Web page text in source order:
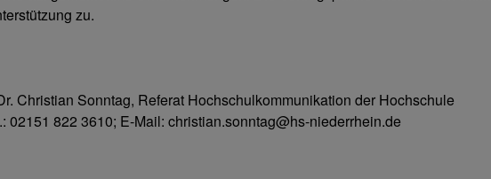
zu.
Christian Sonntag, Referat Hochschulkommunikation der Hochschule
02151 822 3610; E-Mail: christian.sonntag@hs-niederrhein.de